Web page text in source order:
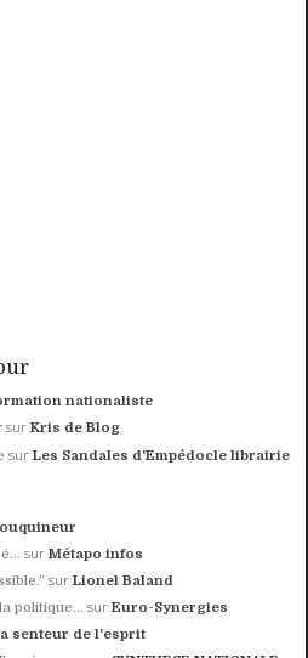
nationaliste
surKris de Blog
surLes Sandales d'Empédocle librairie
surMétapo infos
surLionel Baland
politique... surEuro-Synergies
senteur de l'esprit